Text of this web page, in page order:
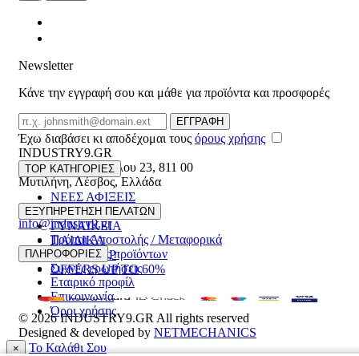
Newsletter
Κάνε την εγγραφή σου και μάθε για προϊόντα και προσφορές
Email
ΕΓΓΡΑΦΗ
Έχω διαβάσει κι αποδέχομαι τους όρους χρήσης
INDUSTRY9.GR
Ελευθέριου Βενιζέλου 23, 811 00
Μυτιλήνη,Λέσβος,Ελλάδα
22510 55629
info@industry9.gr
TOP ΚΑΤΗΓΟΡΙΕΣ
ΝΕΕΣ ΑΦΙΞΕΙΣ
ΑΝΔΡΙΚΑ
ΓΥΝΑΙΚΕΙΑ
ΠΑΙΔΙΚΑ
ΑΞΕΣΟΥΑΡ
OFFERS UP TO 60%
ΕΞΥΠΗΡΕΤΗΣΗ ΠΕΛΑΤΩΝ
Τρόποι Αποστολής / Μεταφορικά
Επιστροφές προϊόντων
Συχνές ερωτήσεις
ΠΛΗΡΟΦΟΡΙΕΣ
Εταιρικό προφίλ
Επικοινωνία
Όροι χρήσης
© 2026INDUSTRY9.GR All rights reserved
Designed & developed by NETMECHANICS
× Το Καλάθι Σου